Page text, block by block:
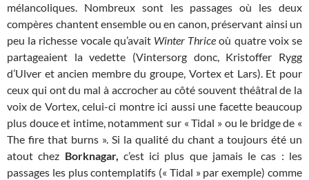
mélancoliques. Nombreux sont les passages où les deux
compères chantent ensemble ou en canon, préservant ainsi un
peu la richesse vocale qu’avait Winter Thrice où quatre voix se
partageaient la vedette (Vintersorg donc, Kristoffer Rygg
d’Ulver et ancien membre du groupe, Vortex et Lars). Et pour
ceux qui ont du mal à accrocher au côté souvent théâtral de la
voix de Vortex, celui-ci montre ici aussi une facette beaucoup
plus douce et intime, notamment sur « Tidal » ou le bridge de «
The fire that burns ». Si la qualité du chant a toujours été un
atout chez Borknagar, c’est ici plus que jamais le cas : les
passages les plus contemplatifs (« Tidal » par exemple) comme